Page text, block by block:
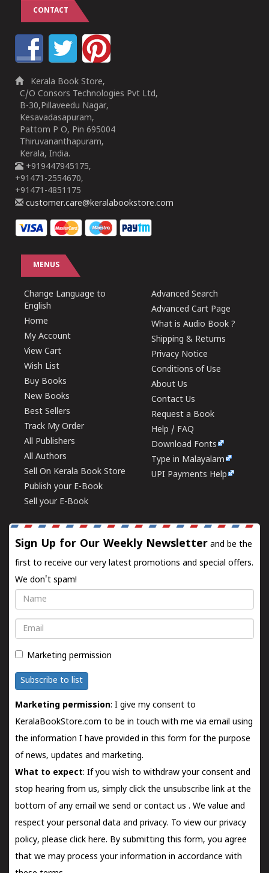
CONTACT
Kerala Book Store,
C/O Consors Technologies Pvt Ltd,
B-30,Pillaveedu Nagar,
Kesavadasapuram,
Pattom P O, Pin 695004
Thiruvananthapuram,
Kerala, India.
+919447945175,
+91471-2554670,
+91471-4851175
customer.care@keralabookstore.com
MENUS
Change Language to
English
Home
My Account
View Cart
Wish List
Buy Books
New Books
Best Sellers
Track My Order
All Publishers
All Authors
Sell On Kerala Book Store
Publish your E-Book
Sell your E-Book
Advanced Search
Advanced Cart Page
What is Audio Book ?
Shipping & Returns
Privacy Notice
Conditions of Use
About Us
Contact Us
Request a Book
Help / FAQ
Download Fonts
Type in Malayalam
UPI Payments Help
Sign Up for Our Weekly Newsletter and be the
first to receive our very latest promotions and special offers.
We don't spam!
Name
Email
Marketing permission
Subscribe to list
Marketing permission: I give my consent to
KeralaBookStore.com to be in touch with me via email using
the information I have provided in this form for the purpose
of news, updates and marketing.
What to expect: If you wish to withdraw your consent and
stop hearing from us, simply click the unsubscribe link at the
bottom of any email we send orcontact us . We value and
respect your personal data and privacy. To view our privacy
policy, please click here. By submitting this form, you agree
that we may process your information in accordance with